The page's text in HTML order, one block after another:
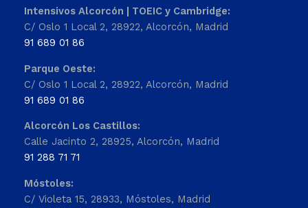
Intensivos Alcorcón | TOEIC y Cambridge:
C/ Oslo 1 Local 2, 28922, Alcorcón, Madrid
91 689 01 86
Parque Oeste:
C/ Oslo 1 Local 2, 28922, Alcorcón, Madrid
91 689 01 86
Alcorcón Los Castillos:
Calle Jacinto 2, 28925, Alcorcón, Madrid
91 288 71 71
Móstoles:
C/ Violeta 15, 28933, Móstoles, Madrid